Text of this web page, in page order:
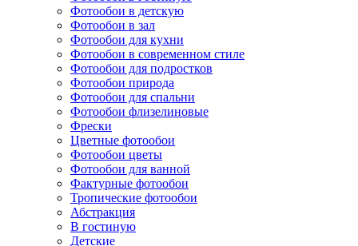
Фотообои в детскую
Фотообои в зал
Фотообои для кухни
Фотообои в современном стиле
Фотообои для подростков
Фотообои природа
Фотообои для спальни
Фотообои флизелиновые
Фрески
Цветные фотообои
Фотообои цветы
Фотообои для ванной
Фактурные фотообои
Тропические фотообои
Абстракция
В гостиную
Детские